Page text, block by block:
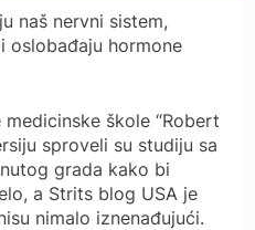
naš nervni sistem,
oslobađaju hormone
škole “Robert
sproveli su studiju sa
grada kako bi
a Strits blog USA je
nimalo iznenađujući.